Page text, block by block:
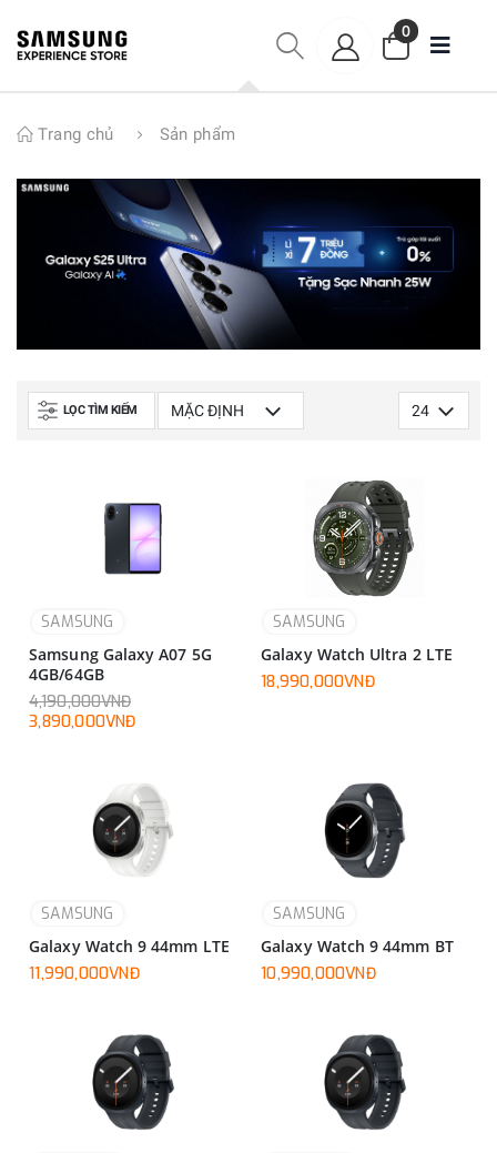
0
Trang chủ Sản phẩm
LỌC TÌM KIẾM
SAMSUNG
Samsung Galaxy A07 5G
4GB/64GB
4,190,000VNĐ
3,890,000VNĐ
SAMSUNG
Galaxy Watch Ultra 2 LTE
18,990,000VNĐ
SAMSUNG
Galaxy Watch 9 44mm LTE
11,990,000VNĐ
SAMSUNG
Galaxy Watch 9 44mm BT
10,990,000VNĐ